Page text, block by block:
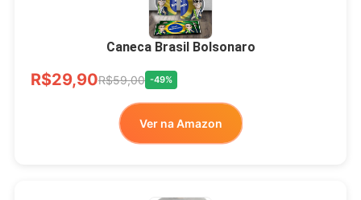
Brasão Deus Acima De
Todos
R$33,00
Ver no MERCADO
LIVRE
Caneca Brasil Bolsonaro
R$29,90R$59,00 -49%
Ver na Amazon